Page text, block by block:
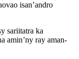
isan’andro
sariitatra ka
amin’ny ray aman-